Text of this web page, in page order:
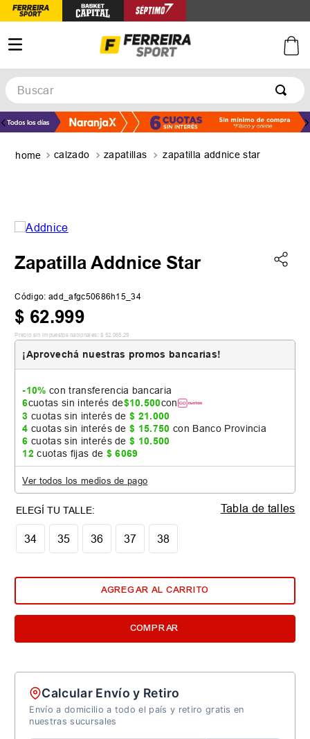
Buscar
calzado zapatillas zapatilla addnice star
Zapatilla Addnice Star
Código: add_afgc50686h15_34
$ 62.999
Precio sin impuestos nacionales: $ 52 065 29
¡Aprovechá nuestras promos bancarias!
-10% con transferencia bancaria
6cuotas sin interés de$10.500con
3 cuotas sin interés de$ 21.000
4 cuotas sin interés de$ 15.750 con Banco Provincia
6 cuotas sin interés de$ 10.500
12 cuotas fijas de $ 6069
Ver todos los medios de pago
34 35 36 37 38
Tabla de talles
AGREGAR AL CARRITO
COMPRAR
Calcular Envío y Retiro
Envío a domicilio a todo el país y retiro gratis en
nuestras sucursales
TÉRMINOS MÁS BUSCADOS
5. zapatillas adidas